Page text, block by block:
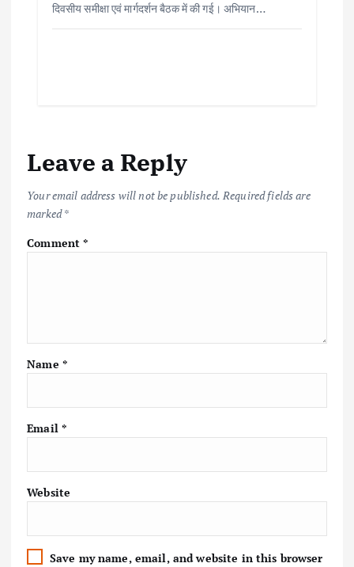
दिवसीय समीक्षा एवं मार्गदर्शन बैठक में की गई। अभियान…
Leave a Reply
Your email address will not be published. Required fields are
marked*
Comment*
Name *
Email *
Website
Save my name, email, and website in this browser